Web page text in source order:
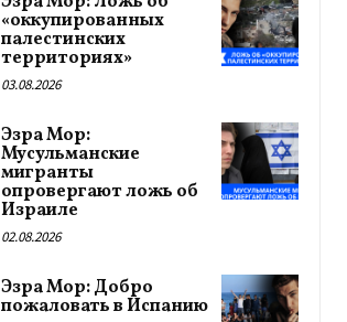
«оккупированных
палестинских
территориях»
03.08.2026
Эзра Мор:
Мусульманские
мигранты
опровергают ложь об
Израиле
02.08.2026
Эзра Мор: Добро
пожаловать в Испанию